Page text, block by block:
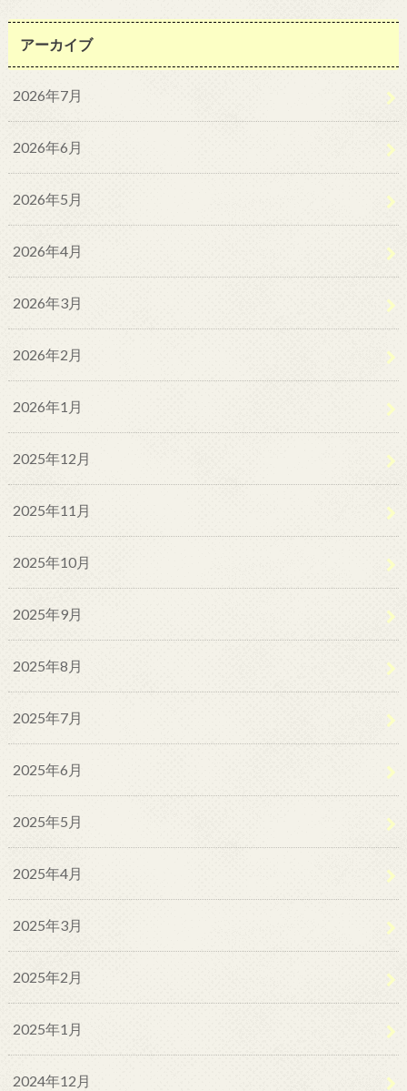
アーカイブ
2026年7月
2026年6月
2026年5月
2026年4月
2026年3月
2026年2月
2026年1月
2025年12月
2025年11月
2025年10月
2025年9月
2025年8月
2025年7月
2025年6月
2025年5月
2025年4月
2025年3月
2025年2月
2025年1月
2024年12月